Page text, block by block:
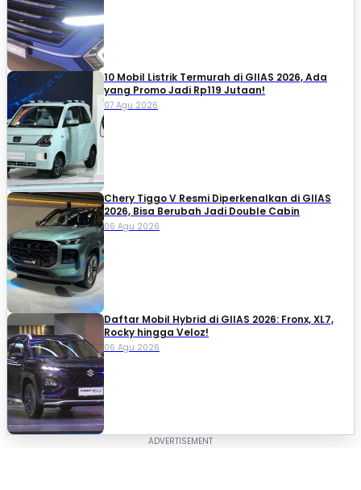
10 Mobil Listrik Termurah di GIIAS 2026, Ada
yang Promo Jadi Rp119 Jutaan!
07 Agu 2026
Chery Tiggo V Resmi Diperkenalkan di GIIAS
2026, Bisa Berubah Jadi Double Cabin
06 Agu 2026
Daftar Mobil Hybrid di GIIAS 2026: Fronx, XL7,
Rocky hingga Veloz!
06 Agu 2026